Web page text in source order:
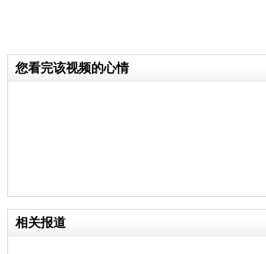
您看完该视频的心情
相关报道